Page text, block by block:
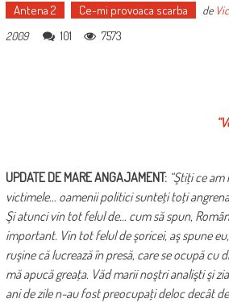
Antena 2 Ce-mi provoaca scarba de
2009
101 7573
UPDATE DE MARE ANGAJAMENT: “Ştiţi ce
victimele… oamenii politici sunteţi toţi
Şi atunci vin tot felul de… cum să spun,
important. Vin tot felul de şoricei, aş spune
ruşine că lucrează în presă, care se ocupă cu
mă apucă greaţa. Văd marii noştri analişti şi
ani de zile n-au fost preocupaţi deloc decât